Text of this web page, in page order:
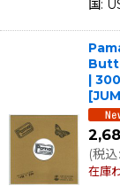
国:
|
[
(税込:
在庫